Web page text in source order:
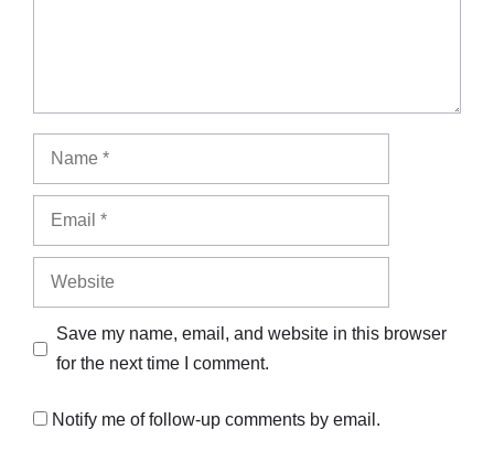
Name
Email
Website
Save my name, email, and website in this browser
for the next time I comment.
Notify me of follow-up comments by email.